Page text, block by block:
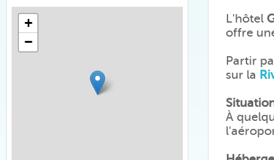
+
−
L'hôtel
offre
Partir
sur la
À